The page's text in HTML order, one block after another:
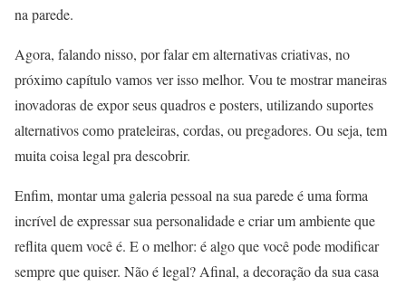
na parede.
Agora, falando nisso, por falar em alternativas criativas, no
próximo capítulo vamos ver isso melhor. Vou te mostrar maneiras
inovadoras de expor seus quadros e posters, utilizando suportes
alternativos como prateleiras, cordas, ou pregadores. Ou seja, tem
muita coisa legal pra descobrir.
Enfim, montar uma galeria pessoal na sua parede é uma forma
incrível de expressar sua personalidade e criar um ambiente que
reflita quem você é. E o melhor: é algo que você pode modificar
sempre que quiser. Não é legal? Afinal, a decoração da sua casa